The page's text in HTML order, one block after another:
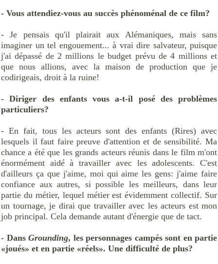
- Vous attendiez-vous au succès phénoménal de ce film?
- Je pensais qu'il plairait aux Alémaniques, mais sans
imaginer un tel engouement... à vrai dire salvateur, puisque
j'ai dépassé de 2 millions le budget prévu de 4 millions et
que nous allions, avec la maison de production que je
codirigeais, droit à la ruine!
- Diriger des enfants vous a-t-il posé des problèmes
particuliers?
- En fait, tous les acteurs sont des enfants (Rires) avec
lesquels il faut faire preuve d'attention et de sensibilité. Ma
chance a été que les grands acteurs réunis dans le film m'ont
énormément aidé à travailler avec les adolescents. C'est
d'ailleurs ça que j'aime, moi qui aime les gens: j'aime faire
confiance aux autres, si possible les meilleurs, dans leur
partie du métier, lequel métier est évidemment collectif. Sur
un tournage, je dirai que travailler avec les acteurs est mon
job principal. Cela demande autant d'énergie que de tact.
- Dans Grounding, les personnages campés sont en partie
«joués» et en partie «réels». Une difficulté de plus?